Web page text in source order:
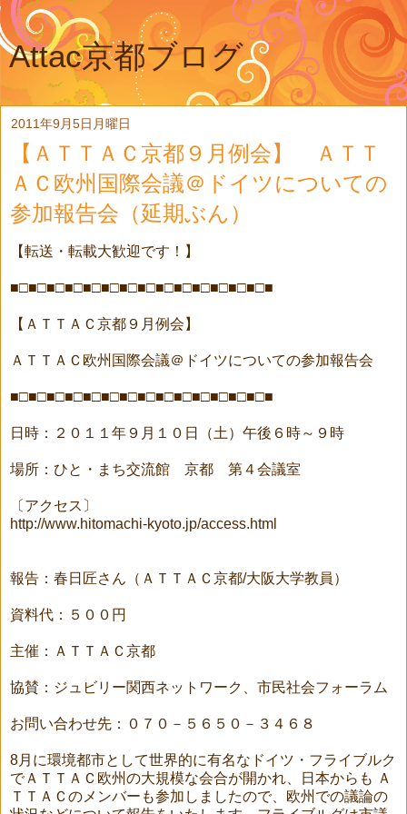
Attac京都ブログ
2011年9月5日月曜日
【ＡＴＴＡＣ京都９月例会】 ＡＴＴ
ＡＣ欧州国際会議＠ドイツについての
参加報告会（延期ぶん）
【転送・転載大歓迎です！】
■□■□■□■□■□■□■□■□■□■□■□■□■□■□■
【ＡＴＴＡＣ京都９月例会】
ＡＴＴＡＣ欧州国際会議＠ドイツについての参加報告会
■□■□■□■□■□■□■□■□■□■□■□■□■□■□■
日時：２０１１年９月１０日（土）午後６時～９時
場所：ひと・まち交流館 京都 第４会議室
〔アクセス〕
http://www.hitomachi-kyoto.jp/access.html
報告：春日匠さん（ＡＴＴＡＣ京都/大阪大学教員）
資料代：５００円
主催：ＡＴＴＡＣ京都
協賛：ジュビリー関西ネットワーク、市民社会フォーラム
お問い合わせ先：０７０－５６５０－３４６８
8月に環境都市として世界的に有名なドイツ・フライブルク
でＡＴＴＡＣ欧州の大規模な会合が開かれ、日本からも Ａ
ＴＴＡＣのメンバーも参加しましたので、欧州での議論の